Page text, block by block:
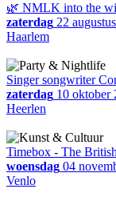
🌿 NMLK into the
zaterdag 22
Haarlem
Singer songwriter
zaterdag 10 oktober
Heerlen
Timebox - The
woensdag 04
Venlo